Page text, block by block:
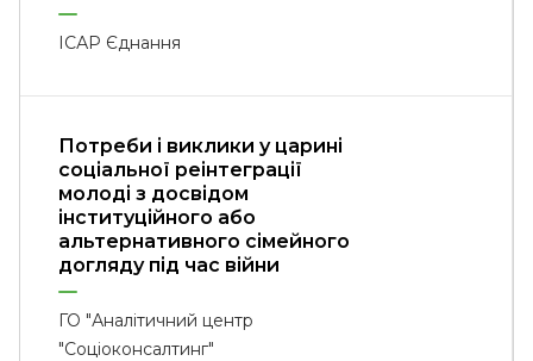
ІСАР Єднання
Потреби і виклики у царині
соціальної реінтеграції
молоді з досвідом
інституційного або
альтернативного сімейного
догляду під час війни
ГО "Аналітичний центр
"Соціоконсалтинг"